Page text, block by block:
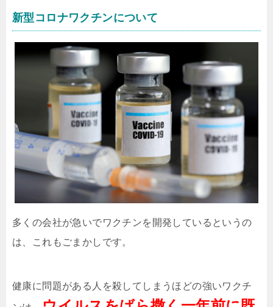
新型コロナワクチンについて
多くの会社が急いでワクチンを開発しているというの
は、これもごまかしです。
健康に問題がある人を殺してしまうほどの強いワクチ